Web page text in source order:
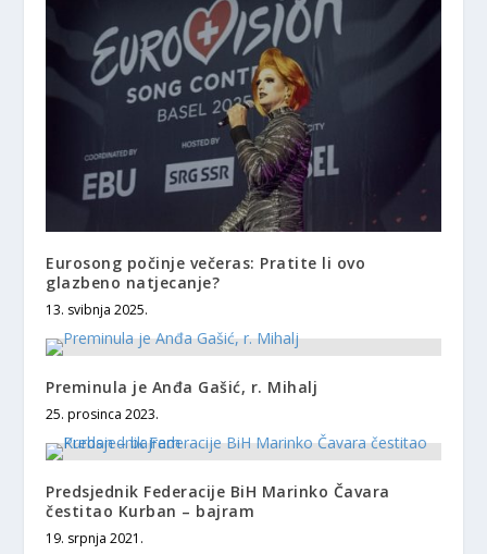
Eurosong počinje večeras: Pratite li ovo
glazbeno natjecanje?
13. svibnja 2025.
Preminula je Anđa Gašić, r. Mihalj
25. prosinca 2023.
Predsjednik Federacije BiH Marinko Čavara
čestitao Kurban – bajram
19. srpnja 2021.